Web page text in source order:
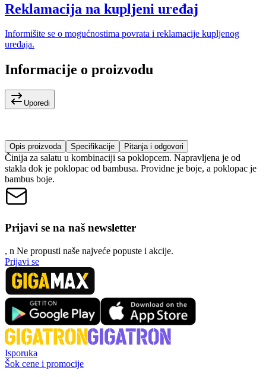
Reklamacija na kupljeni uređaj
Informišite se o mogućnostima povrata i reklamacije kupljenog
uređaja.
Informacije o proizvodu
Uporedi
Opis proizvoda Specifikacije Pitanja i odgovori
Činija za salatu u kombinaciji sa poklopcem. Napravljena je od
stakla dok je poklopac od bambusa. Providne je boje, a poklopac je
bambus boje.
Prijavi se na naš newsletter
, n Ne propusti naše najveće popuste i akcije.
Prijavi se
Isporuka
Šok cene i promocije